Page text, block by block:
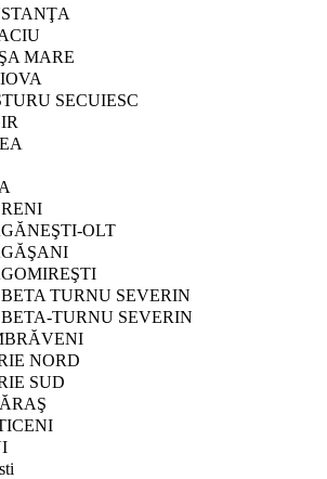
MARE
SECUIESC
OLT
TURNU SEVERIN
TURNU SEVERIN
NORD
SUD